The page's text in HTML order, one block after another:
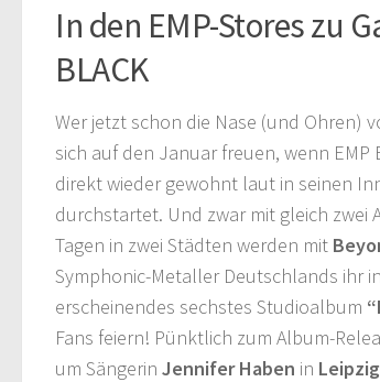
In den EMP-Stores zu
BLACK
Wer jetzt schon die Nase (und Ohren)
sich auf den Januar freuen, wenn EMP
direkt wieder gewohnt laut in seinen
durchstartet. Und zwar mit gleich zwei
Tagen in zwei Städten werden mit
Symphonic-Metaller Deutschlands ihr
erscheinendes sechstes Studioalbum
Fans feiern! Pünktlich zum Album-
um Sängerin Jennifer Haben in Leipzig